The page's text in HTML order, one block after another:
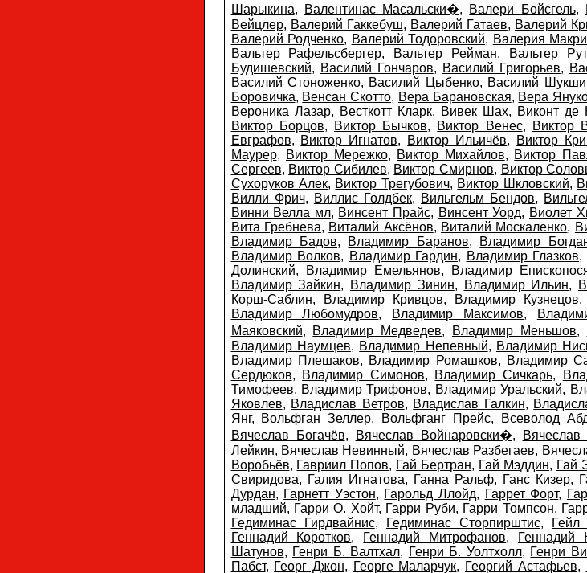
Шарыкина, Валентинас Масальски�, Валери Бойсгель,
Вейцлер, Валерий Гаккебуш, Валерий Гатаев, Валерий
Валерий Родченко, Валерий Тодоровский, Валерия
Вальтер Рафельсбергер, Вальтер Рейман, Вальтер
Будишевский, Василий Гончаров, Василий Григорьев,
Василий Стоноженко, Василий Цыбенко, Василий
Боровичка, Венсан Скотто, Вера Барановская, Вера
Вероника Лазар, Весткотт Кларк, Вивек Шах, Виконт де
Виктор Борцов, Виктор Бычков, Виктор Венес, Виктор
Евграфов, Виктор Игнатов, Виктор Ильичёв, Виктор
Маурер, Виктор Мережко, Виктор Михайлов, Виктор
Сергеев, Виктор Сибилев, Виктор Смирнов, Виктор
Сухоруков Алек, Виктор Трегубович, Виктор Шкловский,
Вилли Фрич, Виллис Голдбек, Вильгельм Бендов,
Винни Велла мл, Винсент Прайс, Винсент Уорд, Виолет
Вита Гребнева, Виталий Аксёнов, Виталий Москаленко,
Владимир Бадов, Владимир Баранов, Владимир
Владимир Волков, Владимир Гардин, Владимир Глазков,
Долинский, Владимир Емельянов, Владимир
Владимир Зайкин, Владимир Зинин, Владимир Ильин,
Корш-Саблин, Владимир Кривцов, Владимир Кузнецов,
Владимир Любомудров, Владимир Максимов,
Маяковский, Владимир Медведев, Владимир Меньшов,
Владимир Наумцев, Владимир Непевный, Владимир
Владимир Плешаков, Владимир Ромашков, Владимир
Сердюков, Владимир Симонов, Владимир Сичкарь,
Тимофеев, Владимир Трифонов, Владимир Уральский,
Яковлев, Владислав Ветров, Владислав Галкин,
Янг, Вольфган Зеллер, Вольфганг Прейс, Всеволод
Вячеслав Богачёв, Вячеслав Войнаровски�, Вячеслав
Лейкин, Вячеслав Невинный, Вячеслав Разбегаев,
Воробьёв, Гавриил Попов, Гай Бертран, Гай Мэддин, Гай
Свиридова, Галия Игнатова, Ганна Ральф, Ганс Кизер,
Дурдан, Гарнетт Уэстон, Гарольд Ллойд, Гаррет Форт,
младший, Гарри О. Хойт, Гарри Руби, Гарри Томпсон,
Гедиминас Гирдвайнис, Гедиминас Сторпирштис, Гейл
Геннадий Коротков, Геннадий Митрофанов, Геннадий
Шатунов, Генри Б. Валтхал, Генри Б. Уолтхолл, Генри
Пабст, Георг Джон, Георге Маларчук, Георгий Астафьев,